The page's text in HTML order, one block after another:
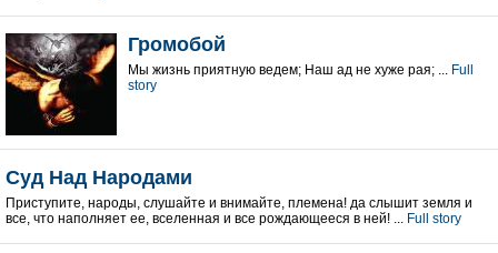
Громобой
Мы жизнь приятную ведем; Наш ад не хуже рая; ... Full
story
Суд Над Народами
Приступите, народы, слушайте и внимайте, племена! да слышит земля и
все, что наполняет ее, вселенная и все рождающееся в ней! ... Full story